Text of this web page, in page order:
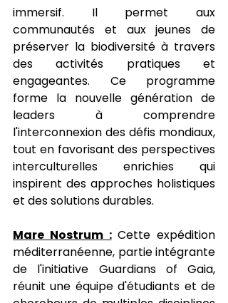
immersif. Il permet aux
communautés et aux jeunes de
préserver la biodiversité à travers
des activités pratiques et
engageantes. Ce programme
forme la nouvelle génération de
leaders à comprendre
l'interconnexion des défis mondiaux,
tout en favorisant des perspectives
interculturelles enrichies qui
inspirent des approches holistiques
et des solutions durables.
Mare Nostrum : Cette expédition
méditerranéenne, partie intégrante
de l'initiative Guardians of Gaia,
réunit une équipe d'étudiants et de